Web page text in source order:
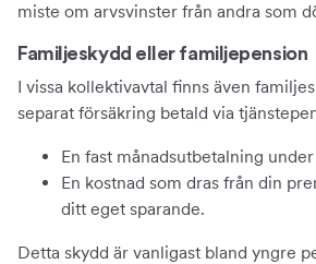
miste om arvsvinster från andra som
Familjeskydd eller familjepension
I vissa kollektivavtal finns även
separat försäkring betald via
En fast månadsutbetalning
En kostnad som dras från din
ditt eget sparande.
Detta skydd är vanligast bland yngre